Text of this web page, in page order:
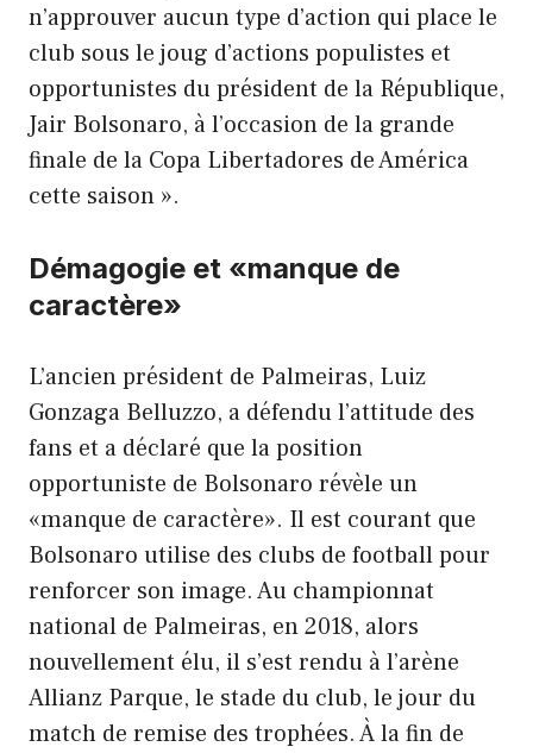
n’approuver aucun type d’action qui place le
club sous le joug d’actions populistes et
opportunistes du président de la République,
Jair Bolsonaro, à l’occasion de la grande
finale de la Copa Libertadores de América
cette saison ».
Démagogie et «manque de
caractère»
L’ancien président de Palmeiras, Luiz
Gonzaga Belluzzo, a défendu l’attitude des
fans et a déclaré que la position
opportuniste de Bolsonaro révèle un
«manque de caractère». Il est courant que
Bolsonaro utilise des clubs de football pour
renforcer son image. Au championnat
national de Palmeiras, en 2018, alors
nouvellement élu, il s’est rendu à l’arène
Allianz Parque, le stade du club, le jour du
match de remise des trophées. À la fin de